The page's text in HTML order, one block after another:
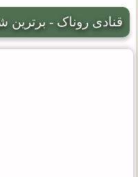
قنادی روناک -